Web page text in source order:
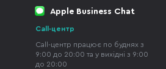
Apple Business Chat
Call-центр
Call-центр працює по буднях з
9:00 до 20:00 та у вихідні з 9:00
до 20:00